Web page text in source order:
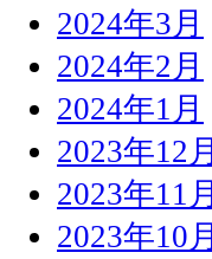
2024年3月
2024年2月
2024年1月
2023年12月
2023年11月
2023年10月